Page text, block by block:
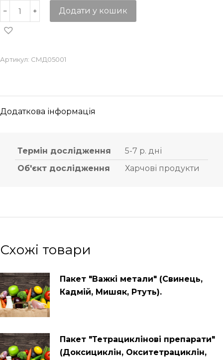
Додати у кошик
Артикул: СМД05001
Додаткова інформація
Термін дослідження
5-7 р. дні
Об'єкт дослідження
Харчові продукти
Схожі товари
Пакет "Важкі метали" (Свинець,
Кадмій, Мишяк, Ртуть).
Пакет "Тетрациклінові препарати"
(Доксициклін, Окситетрациклін,